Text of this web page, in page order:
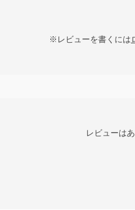
※レビューを書くには
レビューは